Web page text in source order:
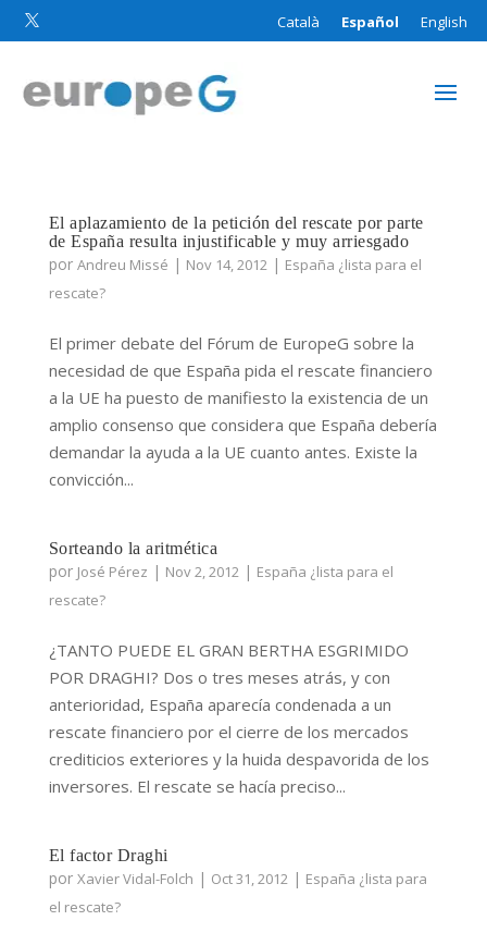
 Català Español English
El aplazamiento de la petición del rescate por parte
de España resulta injustificable y muy arriesgado
por Andreu Missé | Nov 14, 2012| España ¿lista para el
rescate?
El primer debate del Fórum de EuropeG sobre la
necesidad de que España pida el rescate financiero
a la UE ha puesto de manifiesto la existencia de un
amplio consenso que considera que España debería
demandar la ayuda a la UE cuanto antes. Existe la
convicción...
Sorteando la aritmética
por José Pérez | Nov 2, 2012| España ¿lista para el
rescate?
¿TANTO PUEDE EL GRAN BERTHA ESGRIMIDO
POR DRAGHI? Dos o tres meses atrás, y con
anterioridad, España aparecía condenada a un
rescate financiero por el cierre de los mercados
crediticios exteriores y la huida despavorida de los
inversores. El rescate se hacía preciso...
El factor Draghi
por Xavier Vidal-Folch | Oct 31, 2012| España ¿lista para
el rescate?